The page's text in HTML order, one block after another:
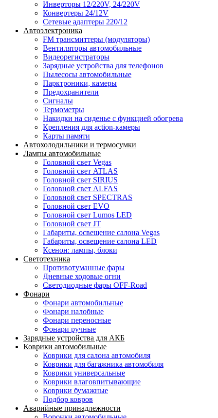
Инверторы 12/220V, 24/220V
Конвертеры 24/12V
Сетевые адаптеры 220/12
Автоэлектроника
FM трансмиттеры (модуляторы)
Вентиляторы автомобильные
Видеорегистраторы
Зарядные устройства для телефонов
Пылесосы автомобильные
Парктроники, камеры
Предохранители
Сигналы
Термометры
Накидки на сиденье с функцией обогрева
Крепления для action-камеры
Карты памяти
Автохолодильники и термосумки
Лампы автомобильные
Головной свет Vegas
Головной свет ATLAS
Головной свет SIRIUS
Головной свет ALFAS
Головной свет SPECTRAS
Головной свет EVO
Головной свет Lumos LED
Головной свет JT
Габариты, освещение салона Vegas
Габариты, освещение салона LED
Ксенон: лампы, блоки
Светотехника
Противотуманные фары
Дневные ходовые огни
Светодиодные фары OFF-Road
Фонари
Фонари автомобильные
Фонари налобные
Фонари переносные
Фонари ручные
Зарядные устройства для АКБ
Коврики автомобильные
Коврики для салона автомобиля
Коврики для багажника автомобиля
Коврики универсальные
Коврики влаговпитывающие
Коврики бумажные
Подбор ковров
Аварийные принадлежности